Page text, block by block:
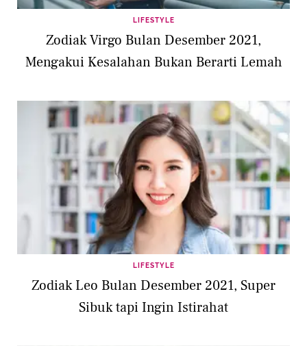
LIFESTYLE
Zodiak Virgo Bulan Desember 2021,
Mengakui Kesalahan Bukan Berarti Lemah
LIFESTYLE
Zodiak Leo Bulan Desember 2021, Super
Sibuk tapi Ingin Istirahat